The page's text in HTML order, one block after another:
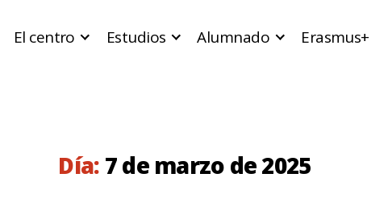
El centro Estudios Alumnado Erasmus+
Día: 7 de marzo de 2025